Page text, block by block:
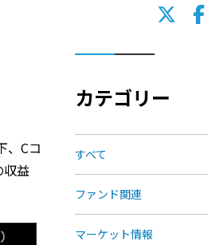
、Cコ
収益
カテゴリー
すべて
ファンド関連
マーケット情報